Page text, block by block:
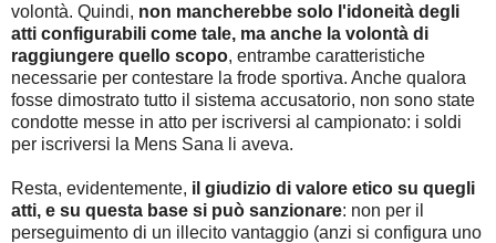
volontà. Quindi, non mancherebbe solo l'idoneità degli
atti configurabili come tale, ma anche la volontà di
raggiungere quello scopo, entrambe caratteristiche
necessarie per contestare la frode sportiva. Anche qualora
fosse dimostrato tutto il sistema accusatorio, non sono state
condotte messe in atto per iscriversi al campionato: i soldi
per iscriversi la Mens Sana li aveva.
Resta, evidentemente, il giudizio di valore etico su quegli
atti, e su questa base si può sanzionare: non per il
perseguimento di un illecito vantaggio (anzi si configura uno